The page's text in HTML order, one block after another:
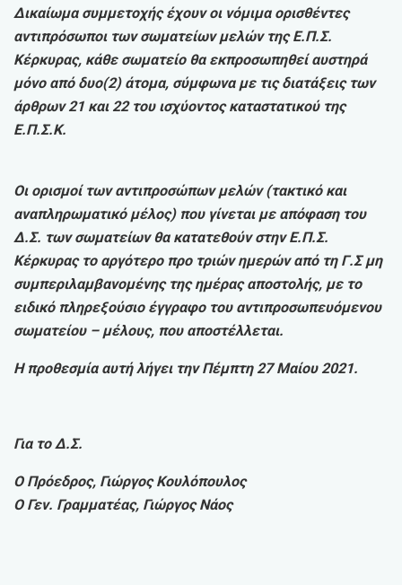
Δικαίωμα συμμετοχής έχουν οι νόμιμα ορισθέντες
αντιπρόσωποι των σωματείων μελών της Ε.Π.Σ.
Κέρκυρας, κάθε σωματείο θα εκπροσωπηθεί αυστηρά
μόνο από δυο(2) άτομα, σύμφωνα με τις διατάξεις των
άρθρων 21 και 22 του ισχύοντος καταστατικού της
Ε.Π.Σ.Κ.
Οι ορισμοί των αντιπροσώπων μελών (τακτικό και
αναπληρωματικό μέλος) που γίνεται με απόφαση του
Δ.Σ. των σωματείων θα κατατεθούν στην Ε.Π.Σ.
Κέρκυρας το αργότερο προ τριών ημερών από τη Γ.Σ μη
συμπεριλαμβανομένης της ημέρας αποστολής, με το
ειδικό πληρεξούσιο έγγραφο του αντιπροσωπευόμενου
σωματείου – μέλους, που αποστέλλεται.
Η προθεσμία αυτή λήγει την Πέμπτη 27 Μαίου 2021.
Για το Δ.Σ.
Ο Πρόεδρος, Γιώργος Κουλόπουλος
Ο Γεν. Γραμματέας, Γιώργος Νάος